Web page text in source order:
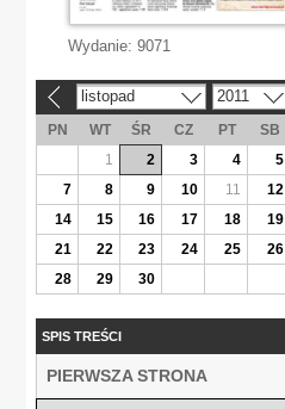
Wydanie: 9071
listopad 2011
PN WT ŚR CZ PT SB
1
2 3 4 5
7
8 9 10 11 12
14
15 16 17 18 19
21
22 23 24 25 26
28
29 30
SPIS TREŚCI
PIERWSZA STRONA